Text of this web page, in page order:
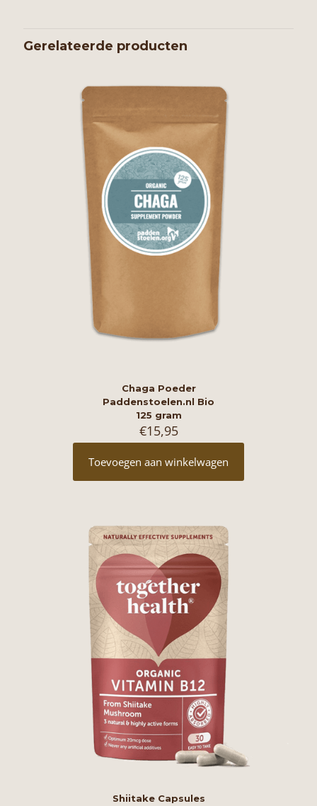
Gerelateerde producten
Chaga Poeder
Paddenstoelen.nl Bio
125 gram
€15,95
Toevoegen aan winkelwagen
Shiitake Capsules